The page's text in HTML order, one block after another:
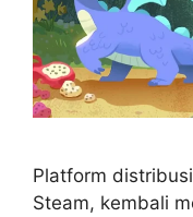
Platform
Steam, kembali